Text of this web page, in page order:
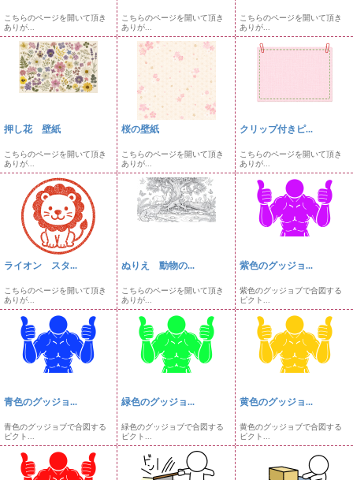
こちらのページを開いて頂き
ありが...
こちらのページを開いて頂き
ありが...
こちらのページを開いて頂き
ありが...
押し花 壁紙
こちらのページを開いて頂き
ありが...
桜の壁紙
こちらのページを開いて頂き
ありが...
クリップ付きピ...
こちらのページを開いて頂き
ありが...
ライオン スタ...
こちらのページを開いて頂き
ありが...
ぬりえ 動物の...
こちらのページを開いて頂き
ありが...
紫色のグッジョ...
紫色のグッジョブで合図する
ピクト...
青色のグッジョ...
青色のグッジョブで合図する
ピクト...
緑色のグッジョ...
緑色のグッジョブで合図する
ピクト...
黄色のグッジョ...
黄色のグッジョブで合図する
ピクト...